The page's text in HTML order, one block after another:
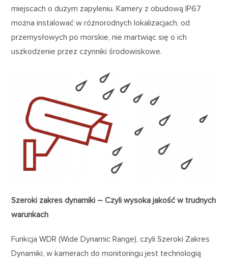
miejscach o dużym zapyleniu. Kamery z obudową IP67
można instalować w różnorodnych lokalizacjach, od
przemysłowych po morskie, nie martwiąc się o ich
uszkodzenie przez czynniki środowiskowe.
Szeroki zakres dynamiki – Czyli wysoka jakość w trudnych
warunkach
Funkcja WDR (Wide Dynamic Range), czyli Szeroki Zakres
Dynamiki, w kamerach do monitoringu jest technologią